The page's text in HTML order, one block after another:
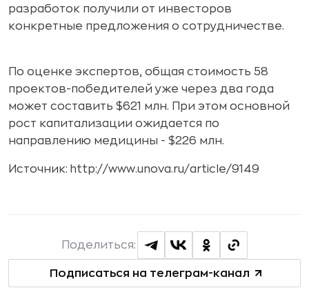
разработок получили от инвесторов
конкретные предложения о сотрудничестве.
По оценке экспертов, общая стоимость 58
проектов-победителей уже через два года
может составить $621 млн. При этом основной
рост капитализации ожидается по
направлению медицины - $226 млн.
Источник: http://www.unova.ru/article/9149
Подписаться на телеграм-канал
Поделиться: